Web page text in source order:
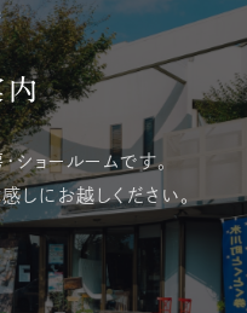
内
ショールームです。
しにお越しください。